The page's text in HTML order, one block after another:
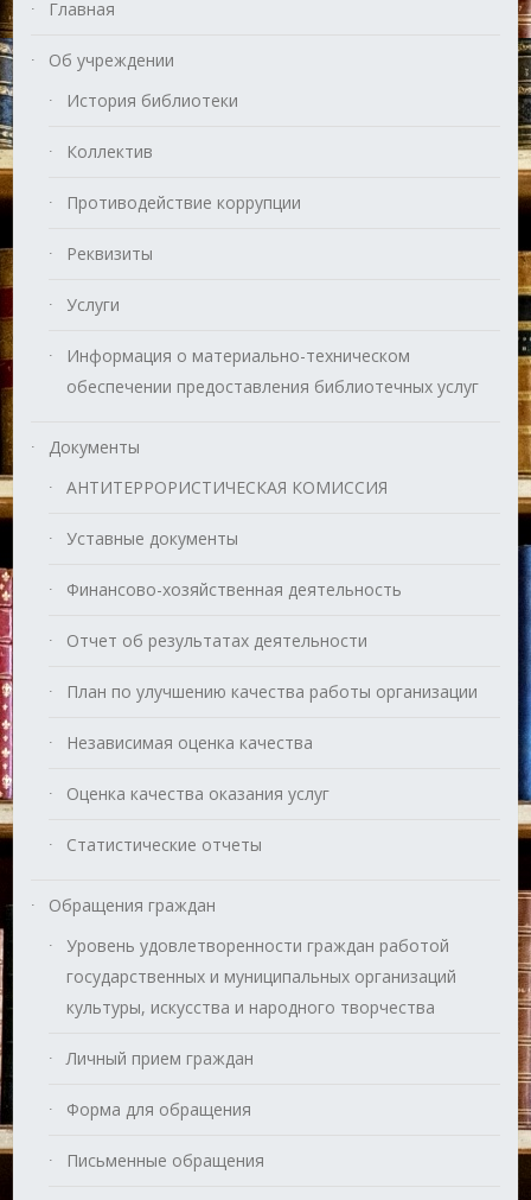
Главная
Об учреждении
История библиотеки
Коллектив
Противодействие коррупции
Реквизиты
Услуги
Информация о материально-техническом
обеспечении предоставления библиотечных услуг
Документы
АНТИТЕРРОРИСТИЧЕСКАЯ КОМИССИЯ
Уставные документы
Финансово-хозяйственная деятельность
Отчет об результатах деятельности
План по улучшению качества работы организации
Независимая оценка качества
Оценка качества оказания услуг
Статистические отчеты
Обращения граждан
Уровень удовлетворенности граждан работой
государственных и муниципальных организаций
культуры, искусства и народного творчества
Личный прием граждан
Форма для обращения
Письменные обращения